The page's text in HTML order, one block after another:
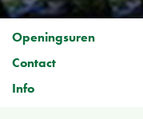
Openingsuren
Contact
Info